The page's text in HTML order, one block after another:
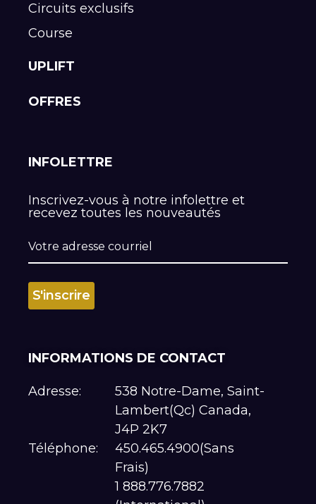
Circuits exclusifs
Course
UPLIFT
OFFRES
INFOLETTRE
Inscrivez-vous à notre infolettre et
recevez toutes les nouveautés
INFORMATIONS DE CONTACT
Adresse:
538 Notre-Dame, Saint-
Lambert(Qc) Canada,
J4P 2K7
Téléphone:
450.465.4900(Sans
Frais)
1 888.776.7882